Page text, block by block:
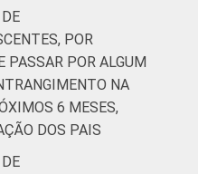
POR
PASSAR POR ALGUM
NA
6 MESES,
DOS PAIS